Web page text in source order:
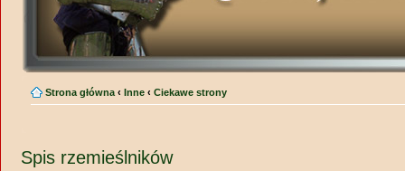
Strona główna ‹ Inne ‹ Ciekawe strony
Spis rzemieślników